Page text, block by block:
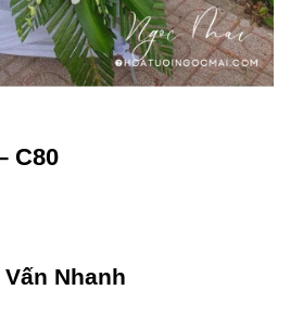
C80
Nhanh